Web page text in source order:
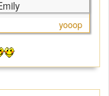
yooop